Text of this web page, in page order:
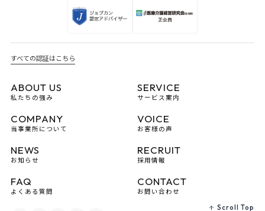
Scroll Top
すべての認証はこちら
ABOUT US
私たちの強み
SERVICE
サービス案内
COMPANY
当事業所について
VOICE
お客様の声
NEWS
お知らせ
RECRUIT
採用情報
FAQ
よくある質問
CONTACT
お問い合わせ